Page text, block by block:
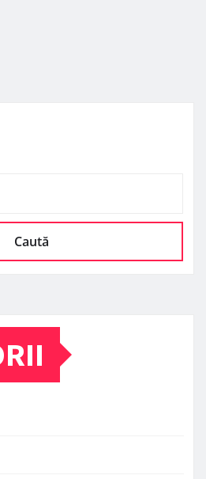
Caută